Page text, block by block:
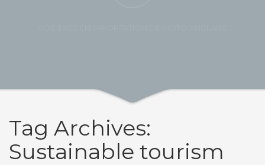
Tag Archives:
Sustainable tourism